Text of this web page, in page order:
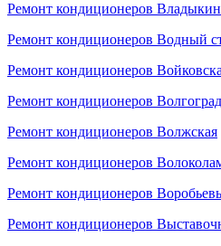
Ремонт кондиционеров
Ремонт кондиционеров Водный
Ремонт кондиционеров
Ремонт кондиционеров
Ремонт кондиционеров Волжская
Ремонт кондиционеров
Ремонт кондиционеров
Ремонт кондиционеров